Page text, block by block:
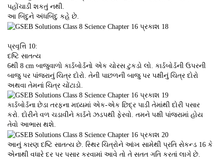
પહોંચાડી શકતું નથી.
આ બિંદુને અંધબિંદુ કહે છે.
પ્રવૃત્તિ 10:
દષ્ટિ સાતત્ય
6થી 8 cm બાજુવાળો કાર્ડબોર્ડનો એક ચોરસ ટુકડો લો. કાર્ડબોર્ડની ઉપરની
બાજુ પર પાંજરાનું ચિત્ર દોરો. તેની પાછળની બાજુ પર પક્ષીનું ચિત્ર દોરો
અથવા તેમનાં ચિત્ર ચોંટાડો.
કાર્ડબોર્ડના છેડા તરફના મધ્યમાં એક-એક છિદ્ર પાડી તેમાંથી દોરી પસાર
કરો. દોરીને વળ ચડાવીને કાર્ડને ઝડપથી ફેરવો. તમને પક્ષી પાંજરામાં હોય
તેવો આભાસ થશે.
આનું કારણ દષ્ટિ સાતત્ય છે. સ્થિર ચિત્રોને આંખ સામેથી પ્રતિ સેકન્ડ 16 કે
એનાથી વધારે દર પર પસાર કરવામાં આવે તો તે સતત ગતિ કરતાં લાગે છે.